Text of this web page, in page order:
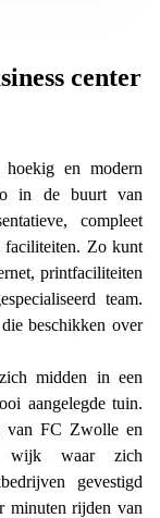
center
en modern
in de buurt van
compleet
faciliteiten. Zo kunt
printfaciliteiten
team.
beschikken over
midden in een
aangelegde tuin.
van FC Zwolle en
wijk waar zich
gevestigd
minuten rijden van